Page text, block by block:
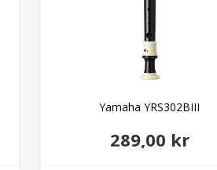
Yamaha YRS302BIII
289,00 kr